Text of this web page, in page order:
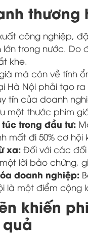
thương
công nghiệp,
trong nước. Do
khe.
mà còn về tính
Hà Nội phải tạo
tín của doanh
một thước phim
trong đầu tư:
mất đi 50% cơ hội
xa: Đối với các đối
lời bảo chứng,
doanh nghiệp:
là một điểm cộng
khiến